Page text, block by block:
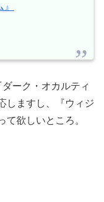
ーク・オカルティ
しますし、『ウィジ
て欲しいところ。